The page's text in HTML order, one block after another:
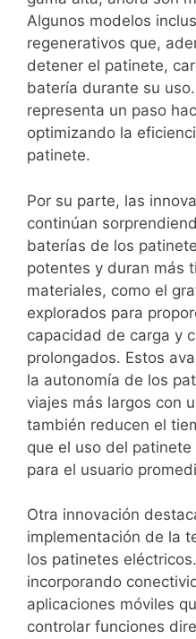
Algunos modelos
regenerativos que,
detener el patinete,
batería durante su
representa un paso
optimizando la
patinete.
Por su parte, las
continúan
baterías de los
potentes y duran más
materiales, como el
explorados para
capacidad de carga y
prolongados. Estos
la autonomía de los
viajes más largos con
también reducen el
que el uso del
para el usuario
Otra innovación
implementación de la
los patinetes
incorporando
aplicaciones móviles
controlar funciones